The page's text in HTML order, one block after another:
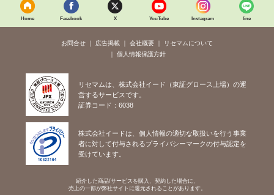
Home Facebook X YouTube Instagram line
お問合せ 広告掲載 会社概要
リセマムについて
個人情報保護方針
リセマムは、株式会社イード（東証グロース上場）の運
営するサービスです。
証券コード：6038
株式会社イードは、個人情報の適切な取扱いを行う事業
者に対して付与されるプライバシーマークの付与認定を
受けています。
紹介した商品/サービスを購入、契約した場合に、
売上の一部が弊社サイトに還元されることがあります。